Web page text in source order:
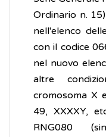
Ordinario n.
nell'elenco
con il codice
nel nuovo
altre
cromosoma X
49, XXXXY,
RNG080